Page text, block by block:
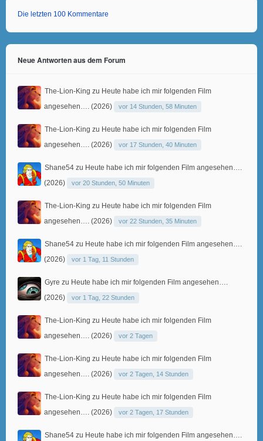
Die letzten 100 Kommentare
Neue Antworten aus dem Forum
The-Lion-King zu Heute habe ich mir folgenden Film
angesehen…. (2026)
vor 14 Stunden, 58 Minuten
The-Lion-King zu Heute habe ich mir folgenden Film
angesehen…. (2026)
vor 17 Stunden, 40 Minuten
Shane54 zu Heute habe ich mir folgenden Film angesehen….
(2026)
vor 20 Stunden, 50 Minuten
The-Lion-King zu Heute habe ich mir folgenden Film
angesehen…. (2026)
vor 22 Stunden, 35 Minuten
Shane54 zu Heute habe ich mir folgenden Film angesehen….
(2026)
vor 1 Tag, 11 Stunden
Gyre zu Heute habe ich mir folgenden Film angesehen….
(2026)
vor 1 Tag, 22 Stunden
The-Lion-King zu Heute habe ich mir folgenden Film
angesehen…. (2026)
vor 2 Tagen
The-Lion-King zu Heute habe ich mir folgenden Film
angesehen…. (2026)
vor 2 Tagen, 14 Stunden
The-Lion-King zu Heute habe ich mir folgenden Film
angesehen…. (2026)
vor 2 Tagen, 17 Stunden
Shane54 zu Heute habe ich mir folgenden Film angesehen….